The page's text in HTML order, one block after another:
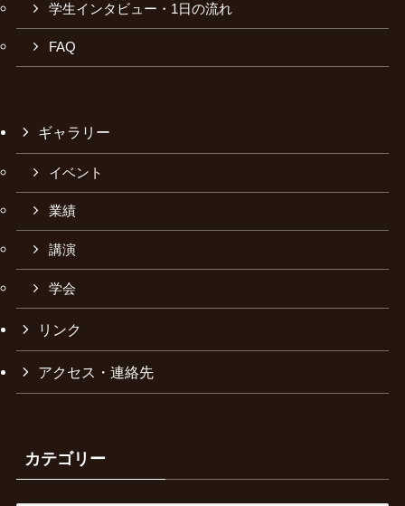
学生インタビュー・1日の流れ
FAQ
ギャラリー
イベント
業績
講演
学会
リンク
アクセス・連絡先
カテゴリー